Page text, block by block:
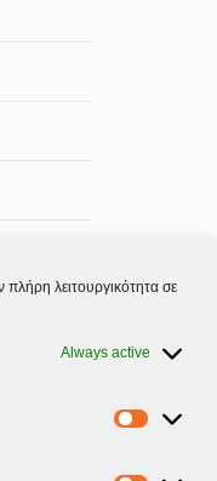
λειτουργικότητα σε
Always active